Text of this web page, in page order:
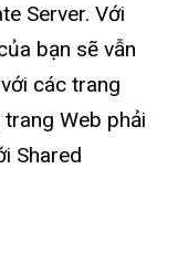
Server. Với
bạn sẽ vẫn
các trang
Web phải
Shared